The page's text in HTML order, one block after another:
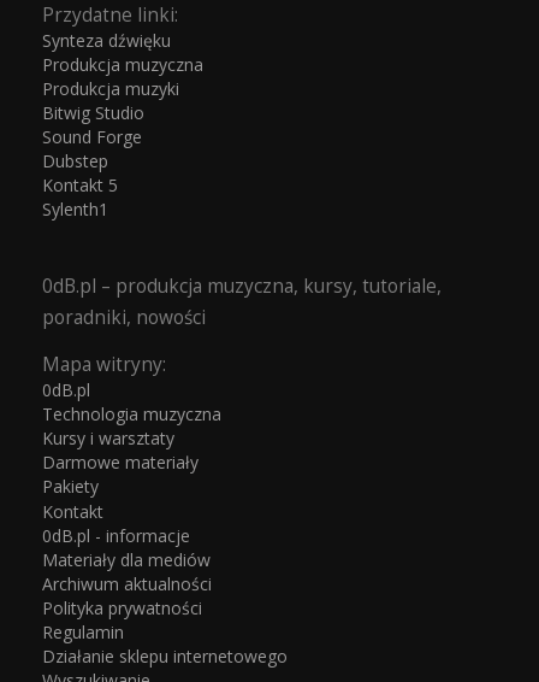
Przydatne linki:
Synteza dźwięku
Produkcja muzyczna
Produkcja muzyki
Bitwig Studio
Sound Forge
Dubstep
Kontakt 5
Sylenth1
0dB.pl – produkcja muzyczna, kursy, tutoriale,
poradniki, nowości
Mapa witryny:
0dB.pl
Technologia muzyczna
Kursy i warsztaty
Darmowe materiały
Pakiety
Kontakt
0dB.pl - informacje
Materiały dla mediów
Archiwum aktualności
Polityka prywatności
Regulamin
Działanie sklepu internetowego